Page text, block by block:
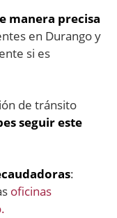
manera precisa
en Durango y
si es
de tránsito
seguir este
:
oficinas